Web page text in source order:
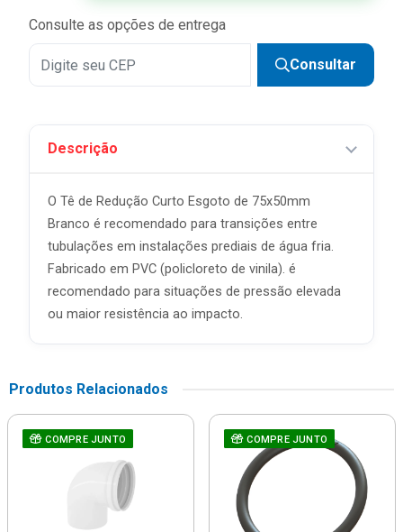
Consulte as opções de entrega
Consultar
Descrição
O Tê de Redução Curto Esgoto de 75x50mm
Branco é recomendado para transições entre
tubulações em instalações prediais de água fria.
Fabricado em PVC (policloreto de vinila). é
recomendado para situações de pressão elevada
ou maior resistência ao impacto.
Produtos Relacionados
COMPRE JUNTO COMPRE JUNTO